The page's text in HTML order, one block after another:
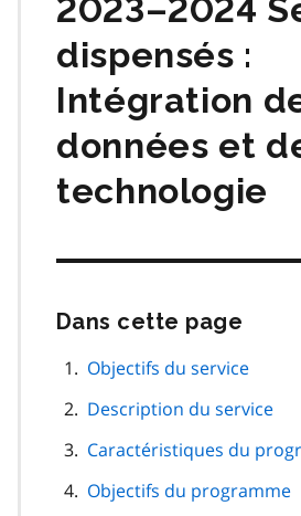
2023–2024
dispensés :
Intégration
données et
technologie
Dans cette page
page
Objectifs du service
Description du service
Caractéristiques du
Objectifs du programme